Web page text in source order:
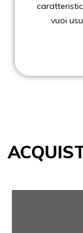
vuoi